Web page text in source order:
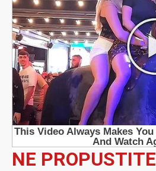
NE PROPUSTITE